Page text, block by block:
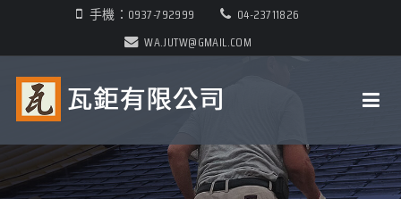
手機：0937-792999
04-23711826
WA.JUTW@GMAIL.COM